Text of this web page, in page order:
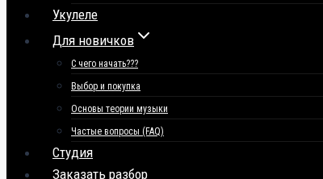
Укулеле
Для новичков
С чего начать???
Выбор и покупка
Основы теории музыки
Частые вопросы (FAQ)
Студия
Заказать разбор